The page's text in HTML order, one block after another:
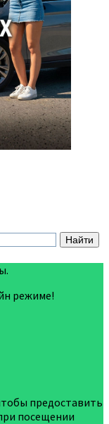
режиме!
предоставить
посещении